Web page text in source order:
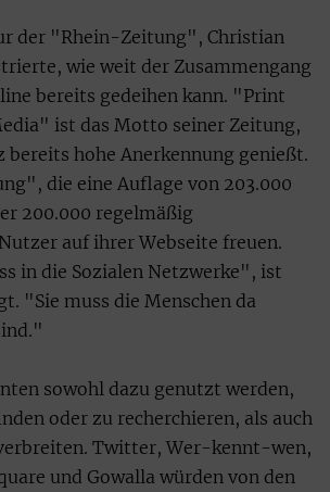
der "Rhein-Zeitung", Christian
wie weit der Zusammengang
bereits gedeihen kann. "Print
ist das Motto seiner Zeitung,
bereits hohe Anerkennung genießt.
die eine Auflage von 203.000
200.000 regelmäßig
auf ihrer Webseite freuen.
in die Sozialen Netzwerke", ist
"Sie muss die Menschen da
sowohl dazu genutzt werden,
oder zu recherchieren, als auch
Twitter, Wer-kennt-wen,
und Gowalla würden von den